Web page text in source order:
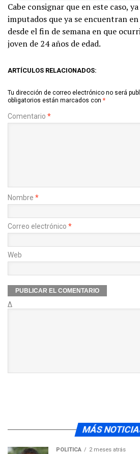
Cabe consignar que en este caso,
imputados que ya se encuentran
desde el fin de semana en que
joven de 24 años de edad.
ARTÍCULOS RELACIONADOS:
Tu dirección de correo electrónico no será
obligatorios están marcados con *
Comentario *
Nombre *
Correo electrónico *
Web
Δ
MÁS
POLÍTICA 2 meses atrás